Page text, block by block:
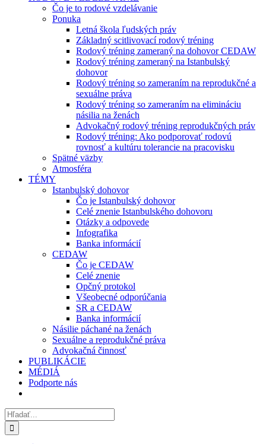
Čo je to rodové vzdelávanie
Ponuka
Letná škola ľudských práv
Základný scitlivovací rodový tréning
Rodový tréning zameraný na dohovor CEDAW
Rodový tréning zameraný na Istanbulský
dohovor
Rodový tréning so zameraním na reprodukčné a
sexuálne práva
Rodový tréning so zameraním na elimináciu
násilia na ženách
Advokačný rodový tréning reprodukčných práv
Rodový tréning: Ako podporovať rodovú
rovnosť a kultúru tolerancie na pracovisku
Spätné väzby
Atmosféra
TÉMY
Istanbulský dohovor
Čo je Istanbulský dohovor
Celé znenie Istanbulského dohovoru
Otázky a odpovede
Infografika
Banka informácií
CEDAW
Čo je CEDAW
Celé znenie
Opčný protokol
Všeobecné odporúčania
SR a CEDAW
Banka informácií
Násilie páchané na ženách
Sexuálne a reprodukčné práva
Advokačná činnosť
PUBLIKÁCIE
MÉDIÁ
Podporte nás
Hľadať: